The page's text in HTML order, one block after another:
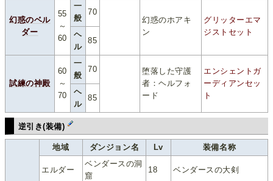
幻惑のベル
ダー
55
～
60
一
般
70
幻惑のホアキ
ン
グリッターエマ
ジストセット
ヘ
ル
85
試練の神殿
60
～
70
一
般
70
堕落した守護
者：ヘルフォ
ード
エンシェントガ
ーディアンセッ
ト
ヘ
ル
85
逆引き(装備)
地域 ダンジョン名 Lv 装備名称
エルダー
ベンダースの洞
窟
18 ベンダースの大剣